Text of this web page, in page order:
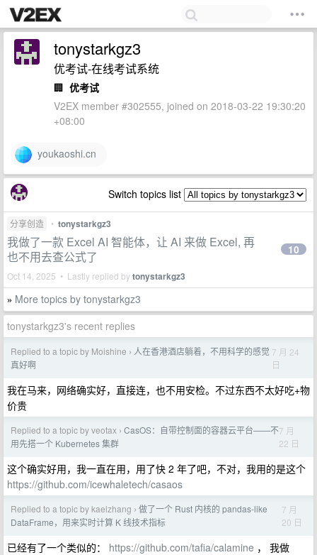
tonystarkgz3
优考试-在线考试系统
🏢 优考试
V2EX member #302555, joined on 2018-03-22 19:30:20
+08:00
youkaoshi.cn
Switch topics list
分享创造 • tonystarkgz3
我做了一款 Excel AI 智能体，让 AI 来做 Excel, 再
也不用去查公式了
Oct 14, 2025 • Lastly replied bytonystarkgz3
10
» More topics by tonystarkgz3
tonystarkgz3's recent replies
Replied to a topic by Moishine › 人在香港酒店躺着，不用科学的感觉
真好啊
7 月 24
日
我在马来，网络确实好，直接连，也不用安检。不过东西不太好吃+物
价贵
Replied to a topic by veotax › CasOS：自带控制面的容器云平台——不
用先搭一个 Kubernetes 集群
7 月
22 日
这个确实好用，我一直在用，用了快 2 年了吧，不对，我用的是这个
https://github.com/icewhaletech/casaos
Replied to a topic by kaelzhang › 做了一个 Rust 内核的 pandas-like
DataFrame，用来实时计算 K 线技术指标
7 月
20 日
已经有了一个类似的： https://github.com/tafia/calamine ， 我做